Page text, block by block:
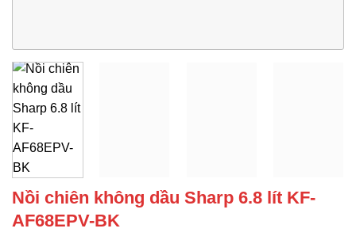
Nồi chiên không dầu Sharp 6.8 lít KF-
AF68EPV-BK